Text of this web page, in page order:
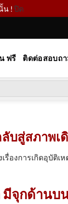
น !ปิด
ฟรี ติดต่อสอบถ
บสู่สภาพเ
องการเกิดอุบัติเห
กด้านบน